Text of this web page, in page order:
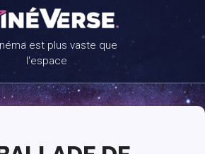
est plus vaste que
l'espace